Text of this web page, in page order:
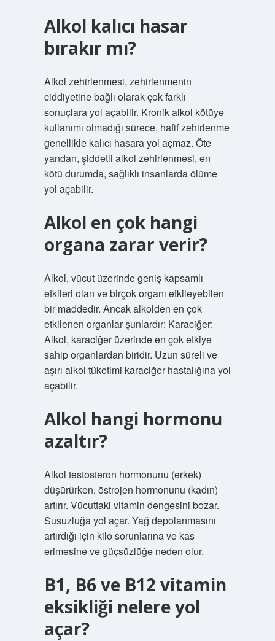
Alkol kalıcı hasar
bırakır mı?
Alkol zehirlenmesi, zehirlenmenin
ciddiyetine bağlı olarak çok farklı
sonuçlara yol açabilir. Kronik alkol kötüye
kullanımı olmadığı sürece, hafif zehirlenme
genellikle kalıcı hasara yol açmaz. Öte
yandan, şiddetli alkol zehirlenmesi, en
kötü durumda, sağlıklı insanlarda ölüme
yol açabilir.
Alkol en çok hangi
organa zarar verir?
Alkol, vücut üzerinde geniş kapsamlı
etkileri olan ve birçok organı etkileyebilen
bir maddedir. Ancak alkolden en çok
etkilenen organlar şunlardır: Karaciğer:
Alkol, karaciğer üzerinde en çok etkiye
sahip organlardan biridir. Uzun süreli ve
aşırı alkol tüketimi karaciğer hastalığına yol
açabilir.
Alkol hangi hormonu
azaltır?
Alkol testosteron hormonunu (erkek)
düşürürken, östrojen hormonunu (kadın)
artırır. Vücuttaki vitamin dengesini bozar.
Susuzluğa yol açar. Yağ depolanmasını
artırdığı için kilo sorunlarına ve kas
erimesine ve güçsüzlüğe neden olur.
B1, B6 ve B12 vitamin
eksikliği nelere yol
açar?